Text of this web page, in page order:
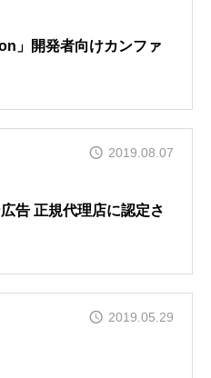
」開発者向けカンファ
2019.08.07
告 正規代理店に認定さ
2019.05.29